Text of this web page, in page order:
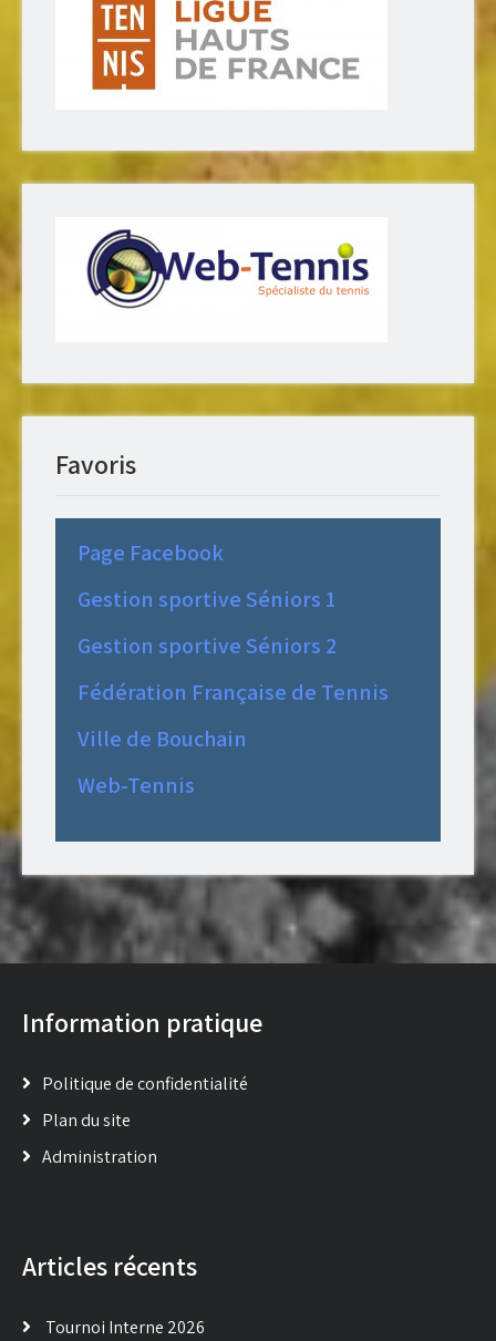
Favoris
Page Facebook
Gestion sportive Séniors 1
Gestion sportive Séniors 2
Fédération Française de Tennis
Ville de Bouchain
Web-Tennis
Information pratique
Politique de confidentialité
Plan du site
Administration
Articles récents
Tournoi Interne 2026